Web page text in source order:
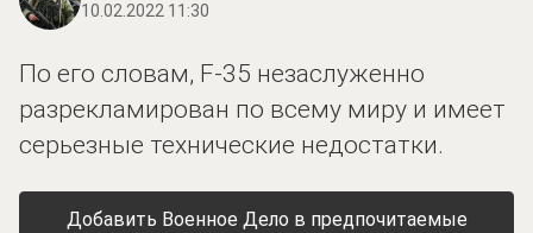
10.02.2022 11:30
По его словам, F-35 незаслуженно
разрекламирован по всему миру и имеет
серьезные технические недостатки.
Добавить Военное Дело в предпочитаемые